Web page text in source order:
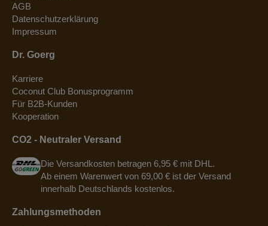
AGB
Datenschutzerklärung
Impressum
Dr. Goerg
Karriere
Coconut Club Bonusprogramm
Für B2B-Kunden
Kooperation
CO2 - Neutraler Versand
Die Versandkosten betragen 6,95 € mit DHL.
Ab einem Warenwert von 69,00 € ist der Versand
innerhalb Deutschlands kostenlos.
Zahlungsmethoden